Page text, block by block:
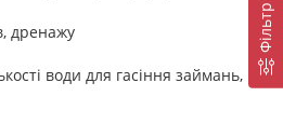
Фiльтр
дренажу
води для гасіння займань,